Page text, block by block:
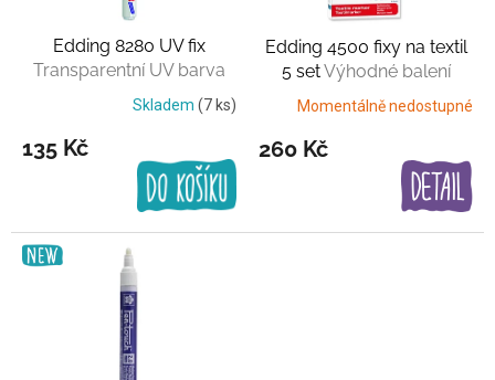
ů
Edding 8280 UV fix
Transparentní UV barva
Skladem (7 ks)
135 Kč
Edding 4500 fixy na textil
5 setVýhodné balení
Momentálně nedostupné
260 Kč